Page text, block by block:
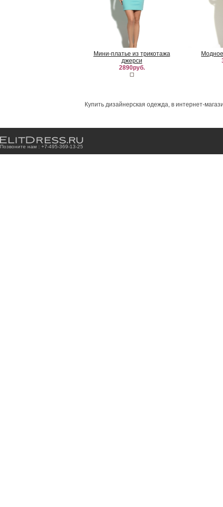
Мини-платье из трикотажа
джерси
2890руб.
Купить дизайнерская одежда, в интернет-
Позвоните нам : +7-495-369-13-25